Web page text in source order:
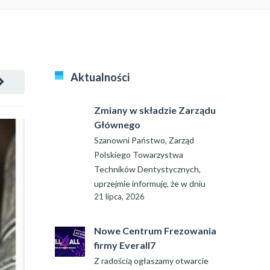
Aktualności
Zmiany w składzie Zarządu
Głównego
Szanowni Państwo, Zarząd
Polskiego Towarzystwa
Techników Dentystycznych,
uprzejmie informuję, że w dniu
21 lipca, 2026
Nowe Centrum Frezowania
firmy Everall7
Z radością ogłaszamy otwarcie